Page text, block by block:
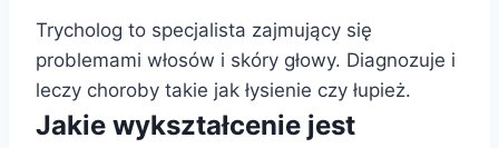
Trycholog to specjalista zajmujący się
problemami włosów i skóry głowy. Diagnozuje i
leczy choroby takie jak łysienie czy łupież.
Jakie wykształcenie jest